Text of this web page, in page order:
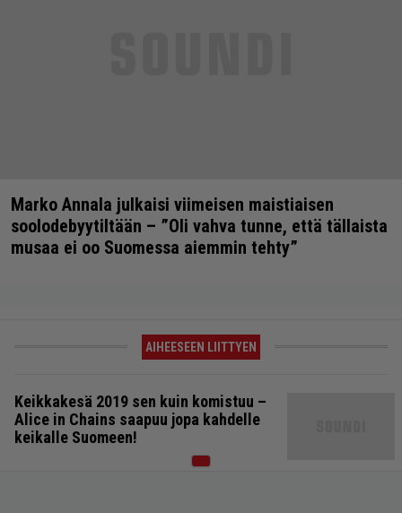
Marko Annala julkaisi viimeisen maistiaisen
soolodebyytiltään – ”Oli vahva tunne, että tällaista
musaa ei oo Suomessa aiemmin tehty”
AIHEESEEN LIITTYEN
Keikkakesä 2019 sen kuin komistuu –
Alice in Chains saapuu jopa kahdelle
keikalle Suomeen!